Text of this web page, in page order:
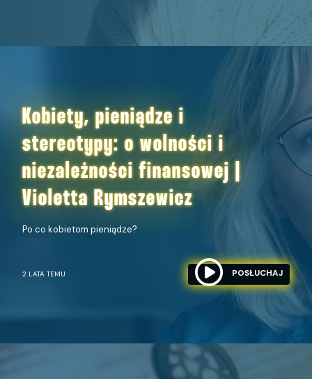
Kobiety, pieniądze i
stereotypy: o wolności i
niezależności finansowej |
Violetta Rymszewicz
Po co kobietom pieniądze?
2 LATA TEMU POSŁUCHAJ